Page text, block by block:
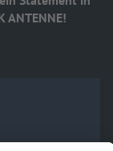
ANTENNE!